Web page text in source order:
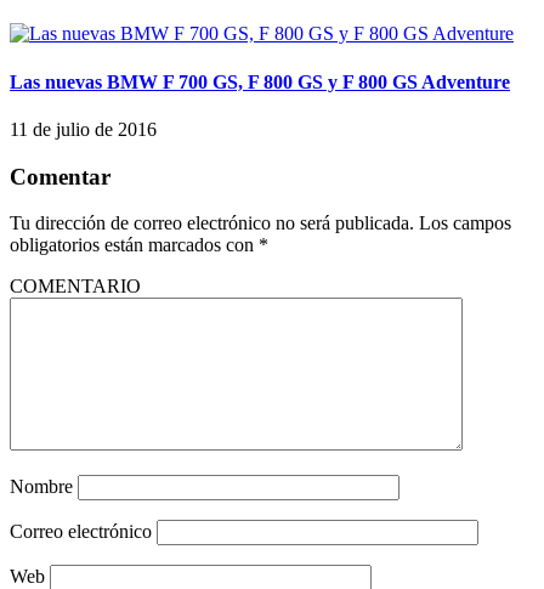
Las nuevas BMW F 700 GS, F 800 GS y F 800 GS Adventure
11 de julio de 2016
Comentar
Tu dirección de correo electrónico no será publicada. Los campos
obligatorios están marcados con *
COMENTARIO
Nombre
Correo electrónico
Web